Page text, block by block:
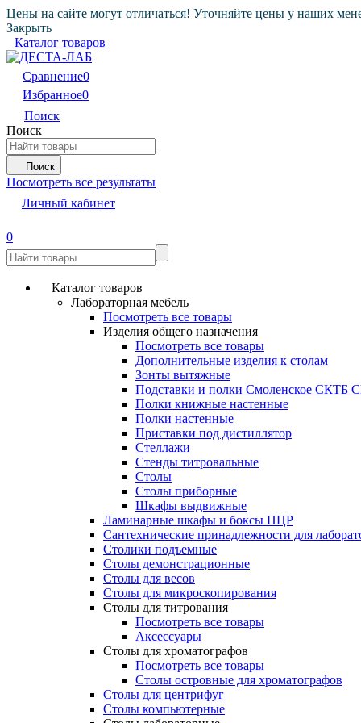
Цены на сайте могут отличаться! Уточняйте цены у наших
Закрыть
Каталог товаров
Сравнение0
Избранное0
Поиск
Поиск
Поиск
Посмотреть все результаты
Личный кабинет
0
Каталог товаров
Лабораторная мебель
Посмотреть все товары
Изделия общего назначения
Посмотреть все товары
Дополнительные изделия к столам
Зонты вытяжные
Подставки и полки Смоленское СКТБ
Полки книжные настенные
Полки настенные
Приставки под дистиллятор
Стеллажи
Стенды титровальные
Столы
Столы приборные
Шкафы выдвижные
Ламинарные шкафы и боксы ПЦР
Сантехнические принадлежности для
Столики подъемные
Столы демонстрационные
Столы для весов
Столы для микроскопирования
Столы для титрования
Посмотреть все товары
Аксессуары
Столы для хроматографов
Посмотреть все товары
Столы островные для хроматографов
Столы для центрифуг
Столы компьютерные